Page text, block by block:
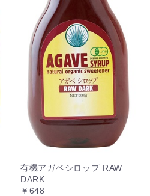
有機アガベシロップ RAW
DARK
￥648